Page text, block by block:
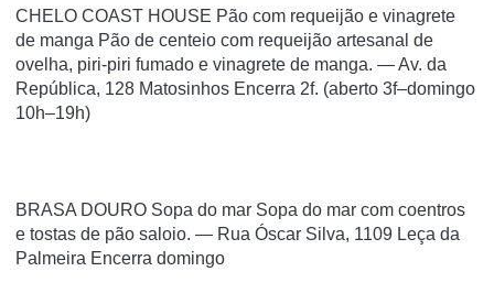
CHELO COAST HOUSE Pão com requeijão e vinagrete
de manga Pão de centeio com requeijão artesanal de
ovelha, piri-piri fumado e vinagrete de manga. — Av. da
República, 128 Matosinhos Encerra 2f. (aberto 3f–domingo
10h–19h)
BRASA DOURO Sopa do mar Sopa do mar com coentros
e tostas de pão saloio. — Rua Óscar Silva, 1109 Leça da
Palmeira Encerra domingo